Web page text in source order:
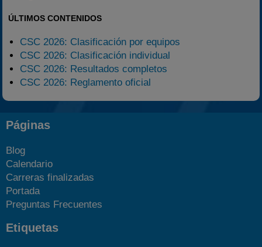
ÚLTIMOS CONTENIDOS
CSC 2026: Clasificación por equipos
CSC 2026: Clasificación individual
CSC 2026: Resultados completos
CSC 2026: Reglamento oficial
Páginas
Blog
Calendario
Carreras finalizadas
Portada
Preguntas Frecuentes
Etiquetas